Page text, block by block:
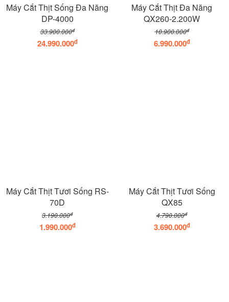
Máy Cắt Thịt Sống Đa Năng
DP-4000
33.900.000đ
24.990.000đ
Máy Cắt Thịt Đa Năng
QX260-2.200W
10.900.000đ
6.990.000đ
Máy Cắt Thịt Tươi Sống RS-
70D
3.190.000đ
1.990.000đ
Máy Cắt Thịt Tươi Sống
QX85
4.790.000đ
3.690.000đ